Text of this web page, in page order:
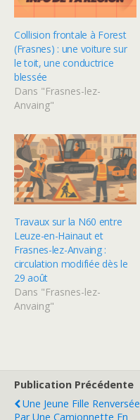
Collision frontale à Forest
(Frasnes) : une voiture sur
le toit, une conductrice
blessée
Dans "Frasnes-lez-
Anvaing"
Travaux sur la N60 entre
Leuze-en-Hainaut et
Frasnes-lez-Anvaing :
circulation modifiée dès le
29 août
Dans "Frasnes-lez-
Anvaing"
Publication Précédente
Une Jeune Fille Renversée
Par Une Camionnette En